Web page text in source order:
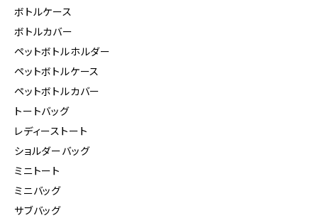
ボトルケース
ボトルカバー
ペットボトルホルダー
ペットボトルケース
ペットボトルカバー
トートバッグ
レディーストート
ショルダーバッグ
ミニトート
ミニバッグ
サブバッグ